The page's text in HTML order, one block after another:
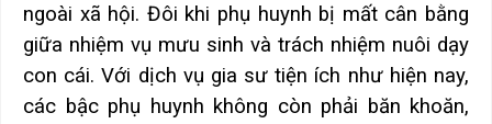
ngoài xã hội. Đôi khi phụ huynh bị mất cân bằng
giữa nhiệm vụ mưu sinh và trách nhiệm nuôi dạy
con cái. Với dịch vụ gia sư tiện ích như hiện nay,
các bậc phụ huynh không còn phải băn khoăn,